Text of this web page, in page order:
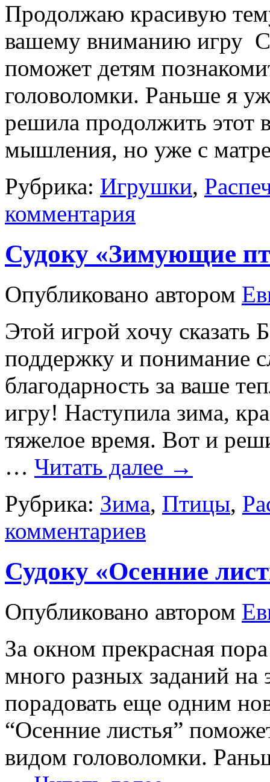
Продолжаю красивую
вашему вниманию игру
поможет детям
головоломки. Раньше я
решила продолжить этот
мышления, но уже с
Рубрика: Игрушки,
комментария
Судоку «Зимующие
Опубликовано автором
Этой игрой хочу
поддержку и понимание
благодарность за ваше
игру! Наступила зима,
тяжелое время. Вот и
… Читать далее →
Рубрика: Зима, Птицы,
комментариев
Судоку «Осенние
Опубликовано автором
За окном прекрасная
много разных заданий на
порадовать еще одним
“Осенние листья”
видом головоломки.